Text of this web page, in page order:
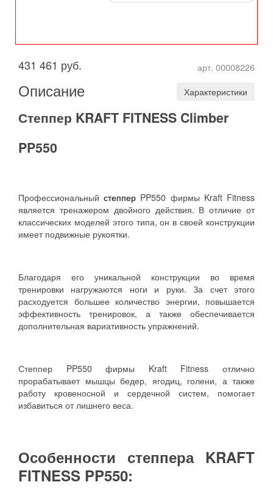
арт. 00008226
431 461 руб.
Описание Характеристики
Степпер KRAFT FITNESS Climber
PP550
Профессиональныйстеппер PP550 фирмы Kraft Fitness
является тренажером двойного действия. В отличие от
классических моделей этого типа, он в своей конструкции
имеет подвижные рукоятки.
Благодаря его уникальной конструкции во время
тренировки нагружаются ноги и руки. За счет этого
расходуется большее количество энергии, повышается
эффективность тренировок, а также обеспечивается
дополнительная вариативность упражнений.
Степпер PP550 фирмы Kraft Fitness отлично
прорабатывает мышцы бедер, ягодиц, голени, а также
работу кровеносной и сердечной систем, помогает
избавиться от лишнего веса.
Особенности степпера KRAFT
FITNESS PP550: